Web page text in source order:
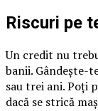
Riscuri pe
Un credit nu
banii. Gândește-
sau trei ani. Poți
dacă se strică